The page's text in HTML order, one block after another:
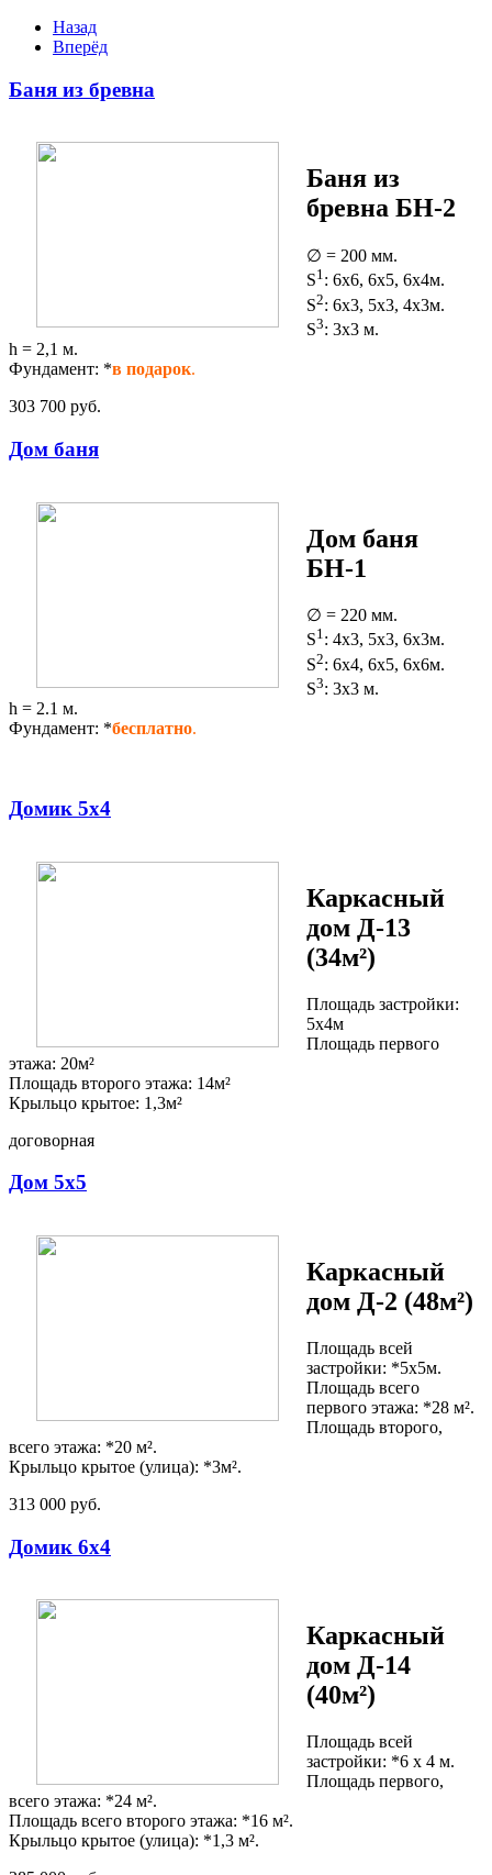
Назад
Вперёд
Баня из бревна
Баня из
бревна БН-2
∅ = 200 мм.
S1: 6x6, 6x5, 6x4м.
S2: 6x3, 5x3, 4x3м.
S3: 3x3 м.
h = 2,1 м.
Фундамент: *в подарок.
303 700 руб.
Дом баня
Дом баня
БН-1
∅ = 220 мм.
S1: 4x3, 5x3, 6x3м.
S2: 6x4, 6x5, 6x6м.
S3: 3x3 м.
h = 2.1 м.
Фундамент: *бесплатно.
Домик 5х4
Каркасный
дом Д-13
(34м²)
Площадь застройки:
5х4м
Площадь первого
этажа: 20м²
Площадь второго этажа: 14м²
Крыльцо крытое: 1,3м²
договорная
Дом 5х5
Каркасный
дом Д-2 (48м²)
Площадь всей
застройки: *5х5м.
Площадь всего
первого этажа: *28 м².
Площадь второго,
всего этажа: *20 м².
Крыльцо крытое (улица): *3м².
313 000 руб.
Домик 6х4
Каркасный
дом Д-14
(40м²)
Площадь всей
застройки: *6 х 4 м.
Площадь первого,
всего этажа: *24 м².
Площадь всего второго этажа: *16 м².
Крыльцо крытое (улица): *1,3 м².